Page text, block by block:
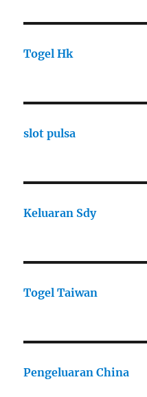
Togel Hk
slot pulsa
Keluaran Sdy
Togel Taiwan
Pengeluaran China